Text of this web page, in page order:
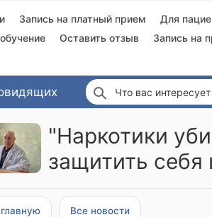
Запись на платный прием Для
Оставить отзыв Запись на
Что вас интересует
"Наркотики
защитить себя
Все новости